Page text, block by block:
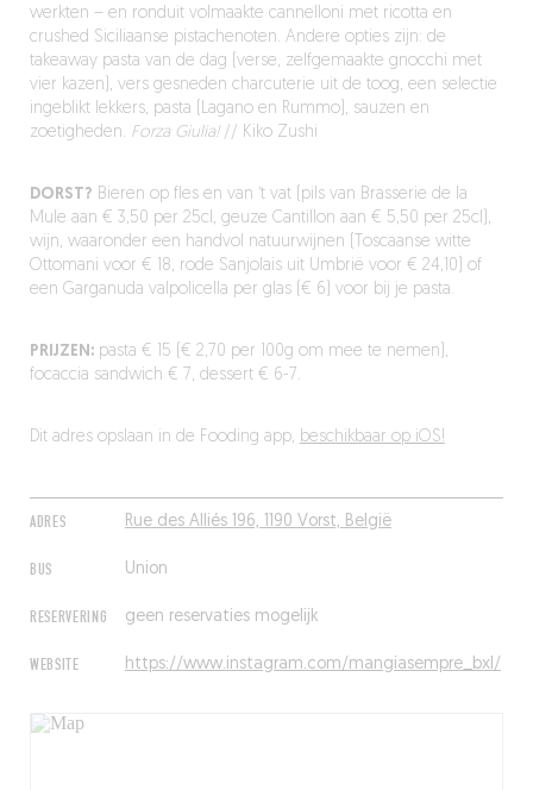
ADRES Rue des Alliés 196, 1190 Vorst, België
BUS Union
RESERVERING geen reservaties mogelijk
WEBSITE https://www.instagram.com/mangiasempre_bxl/
werkten – en ronduit volmaakte cannelloni met ricotta en
crushed Siciliaanse pistachenoten. Andere opties zijn: de
takeaway pasta van de dag (verse, zelfgemaakte gnocchi met
vier kazen), vers gesneden charcuterie uit de toog, een selectie
ingeblikt lekkers, pasta (Lagano en Rummo), sauzen en
zoetigheden. Forza Giulia!// Kiko Zushi
DORST? Bieren op fles en van ‘t vat (pils van Brasserie de la
Mule aan € 3,50 per 25cl, geuze Cantillon aan € 5,50 per 25cl),
wijn, waaronder een handvol natuurwijnen (Toscaanse witte
Ottomani voor € 18, rode Sanjolais uit Umbrië voor € 24,10) of
een Garganuda valpolicella per glas (€ 6) voor bij je pasta.
PRIJZEN:pasta € 15 (€ 2,70 per 100g om mee te nemen),
focaccia sandwich € 7, dessert € 6-7.
Dit adres opslaan in de Fooding app, beschikbaar op iOS!